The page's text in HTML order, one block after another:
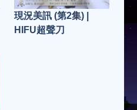
現況美訊 (第2集) |
HIFU超聲刀